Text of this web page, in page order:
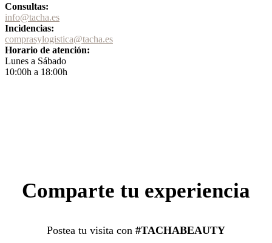
Consultas:
info@tacha.es
Incidencias:
comprasylogistica@tacha.es
Horario de atención:
Lunes a Sábado
10:00h a 18:00h
Comparte tu experiencia
Postea tu visita con #TACHABEAUTY